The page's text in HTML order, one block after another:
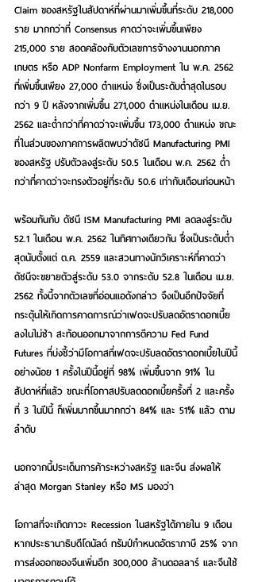
Claim ของสหรัฐในสัปดาห์ที่ผ่านมาเพิ่มขึ้นที่ระดับ 218,000
ราย มากกว่าที่ Consensus คาดว่าจะเพิ่มขึ้นเพียง
215,000 ราย สอดคล้องกับตัวเลขการจ้างงานนอกภาค
เกษตร หรือ ADP Nonfarm Employment ใน พ.ค. 2562
ที่เพิ่มขึ้นเพียง 27,000 ตำแหน่ง ซึ่งเป็นระดับต่ำสุดในรอบ
กว่า 9 ปี หลังจากเพิ่มขึ้น 271,000 ตำแหน่งในเดือน เม.ย.
2562 และต่ำกว่าที่คาดว่าจะเพิ่มขึ้น 173,000 ตำแหน่ง ขณะ
ที่ในส่วนของภาคการผลิตพบว่าดัชนี Manufacturing PMI
ของสหรัฐ ปรับตัวลงสู่ระดับ 50.5 ในเดือน พ.ค. 2562 ต่ำ
กว่าที่คาดว่าจะทรงตัวอยู่ที่ระดับ 50.6 เท่ากับเดือนก่อนหน้า
พร้อมกันกับ ดัชนี ISM Manufacturing PMI ลดลงสู่ระดับ
52.1 ในเดือน พ.ค. 2562 ในทิศทางเดียวกัน ซึ่งเป็นระดับต่ำ
สุดนับตั้งแต่ ต.ค. 2559 และสวนทางนักวิเคราะห์ที่คาดว่า
ดัชนีจะขยายตัวสู่ระดับ 53.0 จากระดับ 52.8 ในเดือน เม.ย.
2562 ทั้งนี้จากตัวเลขที่อ่อนแอดังกล่าว จึงเป็นอีกปัจจัยที่
กระตุ้นให้เกิดการคาดการณ์ว่าเฟดจะปรับลดอัตราดอกเบี้ย
ลงในไม่ช้า สะท้อนออกมาจากการตีความ Fed Fund
Futures ที่บ่งชี้ว่ามีโอกาสที่เฟดจะปรับลดอัตราดอกเบี้ยในปีนี้
อย่างน้อย 1 ครั้งในปีนี้อยู่ที่ 98% เพิ่มขึ้นจาก 91% ใน
สัปดาห์ที่แล้ว ขณะที่โอกาสปรับลดดอกเบี้ยครั้งที่ 2 และครั้ง
ที่ 3 ในปีนี้ ก็เพิ่มมากขึ้นมากกว่า 84% และ 51% แล้ว ตาม
ลำดับ
นอกจากนี้ประเด็นการค้าระหว่างสหรัฐ และจีน ส่งผลให้
ล่าสุด Morgan Stanley หรือ MS มองว่า
โอกาสที่จะเกิดภาวะ Recession ในสหรัฐได้ภายใน 9 เดือน
หากประธานาธิบดีโดนัลด์ ทรัมป์กำหนดอัตราภาษี 25% จาก
การส่งออกของจีนเพิ่มอีก 300,000 ล้านดอลลาร์ และจีนใช้